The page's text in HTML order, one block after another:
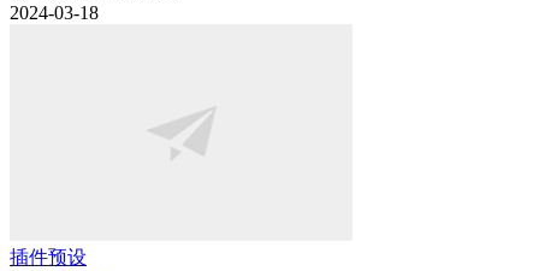
2024-03-18
插件预设